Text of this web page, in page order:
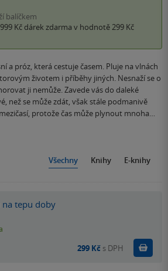
balíčkem
Kč dárek zdarma v hodnotě 299 Kč
a próz, která cestuje časem. Pluje na vlnách
životem i příběhy jiných. Nesnaží se o
ji nemůže. Zavede vás do daleké
než se může zdát, však stále podmanivě
protože čas může plynout mnoha…
Všechny Knihy E-knihy
tepu doby
299 Kč s DPH